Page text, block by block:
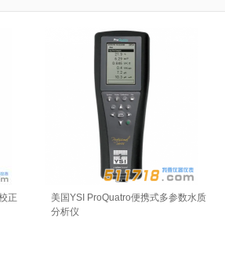
正
美国YSI ProQuatro便携式多参数水质
分析仪